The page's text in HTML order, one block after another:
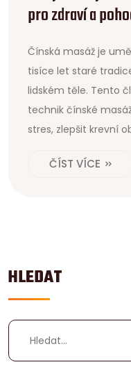
HLEDAT
pro zdraví a
Čínská masáž je
tisíce let staré
lidském těle. Tento
technik čínské
stres, zlepšit krevní
úlevu nejen tělu, ale i
ČÍST VÍCE